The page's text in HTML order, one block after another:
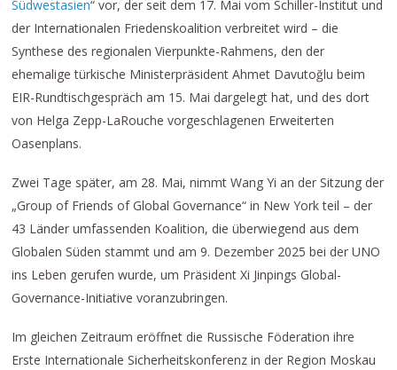
Südwestasien“ vor, der seit dem 17. Mai vom Schiller-Institut und
der Internationalen Friedenskoalition verbreitet wird – die
Synthese des regionalen Vierpunkte-Rahmens, den der
ehemalige türkische Ministerpräsident Ahmet Davutoğlu beim
EIR-Rundtischgespräch am 15. Mai dargelegt hat, und des dort
von Helga Zepp-LaRouche vorgeschlagenen Erweiterten
Oasenplans.
Zwei Tage später, am 28. Mai, nimmt Wang Yi an der Sitzung der
„Group of Friends of Global Governance“ in New York teil – der
43 Länder umfassenden Koalition, die überwiegend aus dem
Globalen Süden stammt und am 9. Dezember 2025 bei der UNO
ins Leben gerufen wurde, um Präsident Xi Jinpings Global-
Governance-Initiative voranzubringen.
Im gleichen Zeitraum eröffnet die Russische Föderation ihre
Erste Internationale Sicherheitskonferenz in der Region Moskau